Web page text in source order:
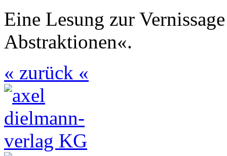
Eine Lesung zur
Abstraktionen«.
« zurück «